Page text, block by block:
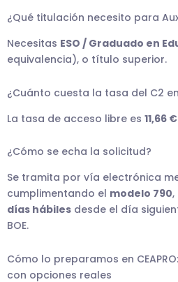
¿Qué titulación necesito para
Necesitas ESO / Graduado en
equivalencia), o título superior.
¿Cuánto cuesta la tasa del C2
La tasa de acceso libre es 11,66 €
¿Cómo se echa la solicitud?
Se tramita por vía electrónica
cumplimentando el modelo 790,
días hábiles desde el día
BOE.
Cómo lo preparamos en
con opciones reales